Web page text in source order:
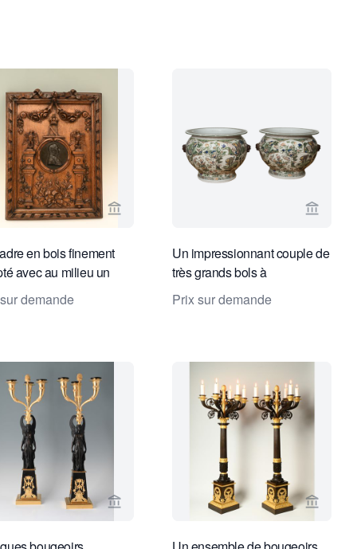
de Limburg AntiquairsVoir la page vendeur de Limburg
en bois finement
avec au milieu un
en bronze de
Ier
demande
Voir la
Un impressionnant couple de
très grands bols à
poissons/vases cache-pots
de style Kangxi.
Prix sur demande
de Limburg AntiquairsVoir la page vendeur de Limburg
Voir la